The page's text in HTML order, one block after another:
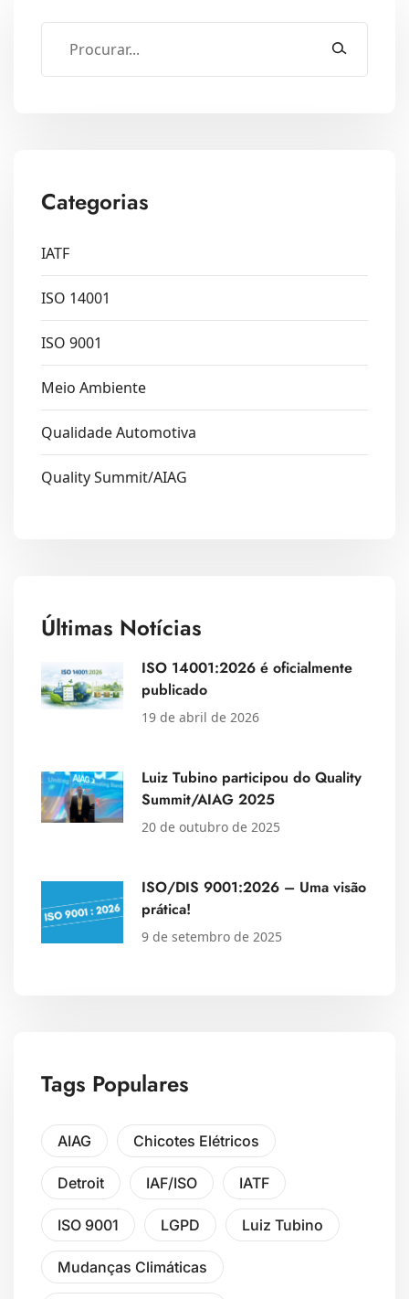
Categorias
IATF
ISO 14001
ISO 9001
Meio Ambiente
Qualidade Automotiva
Quality Summit/AIAG
Últimas Notícias
ISO 14001:2026 é oficialmente
publicado
19 de abril de 2026
Luiz Tubino participou do Quality
Summit/AIAG 2025
20 de outubro de 2025
ISO/DIS 9001:2026 – Uma visão
prática!
9 de setembro de 2025
Tags Populares
AIAG Chicotes Elétricos
Detroit IAF/ISO IATF
ISO 9001 LGPD Luiz Tubino
Mudanças Climáticas